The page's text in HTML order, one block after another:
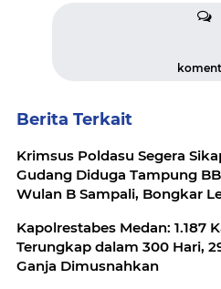
Berita Terkait
Krimsus Poldasu Segera
Gudang Diduga Tampung
Wulan B Sampali, Bongkar
Kapolrestabes Medan: 1.187
Terungkap dalam 300 Hari,
Ganja Dimusnahkan